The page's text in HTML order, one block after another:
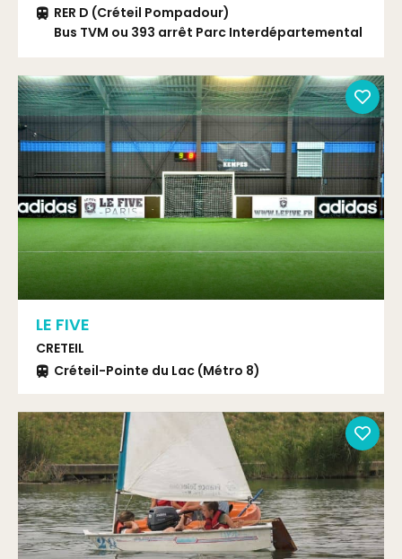
RER D (Créteil Pompadour)
Bus TVM ou 393 arrêt Parc Interdépartemental
LE FIVE
CRETEIL
Créteil-Pointe du Lac (Métro 8)